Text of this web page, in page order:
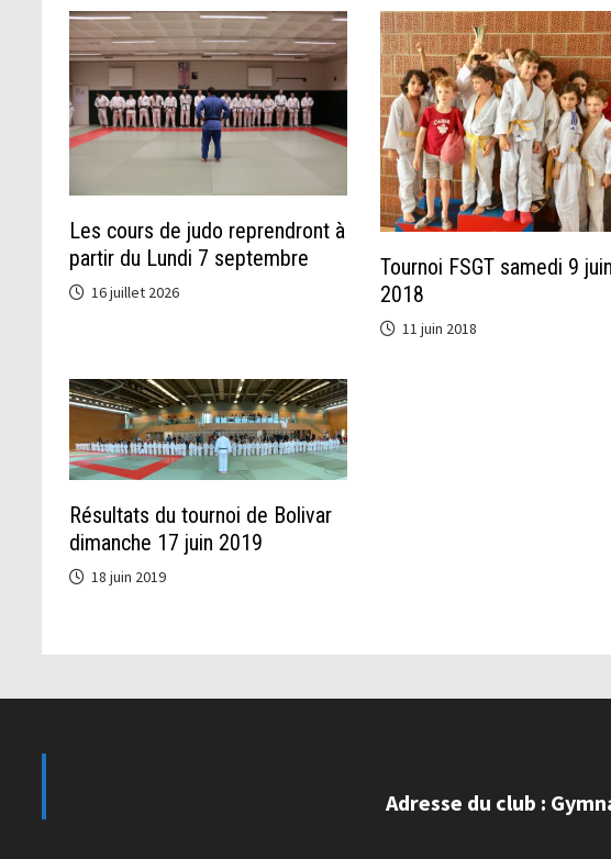
Les cours de judo reprendront à
partir du Lundi 7 septembre
16 juillet 2026
Tournoi FSGT samedi 9 juin
2018
11 juin 2018
Résultats du tournoi de Bolivar
dimanche 17 juin 2019
18 juin 2019
Adresse du club :